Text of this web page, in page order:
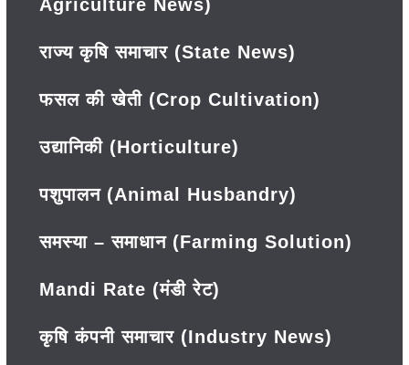
Agriculture News)
राज्य कृषि समाचार (State News)
फसल की खेती (Crop Cultivation)
उद्यानिकी (Horticulture)
पशुपालन (Animal Husbandry)
समस्या – समाधान (Farming Solution)
Mandi Rate (मंडी रेट)
कृषि कंपनी समाचार (Industry News)